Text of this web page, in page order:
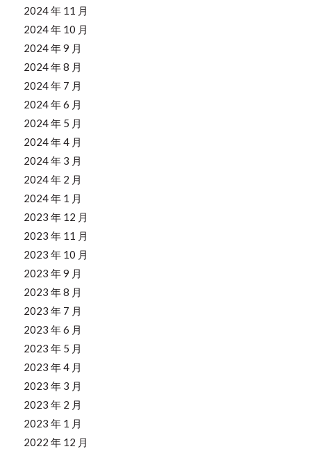
2024 年 11 月
2024 年 10 月
2024 年 9 月
2024 年 8 月
2024 年 7 月
2024 年 6 月
2024 年 5 月
2024 年 4 月
2024 年 3 月
2024 年 2 月
2024 年 1 月
2023 年 12 月
2023 年 11 月
2023 年 10 月
2023 年 9 月
2023 年 8 月
2023 年 7 月
2023 年 6 月
2023 年 5 月
2023 年 4 月
2023 年 3 月
2023 年 2 月
2023 年 1 月
2022 年 12 月